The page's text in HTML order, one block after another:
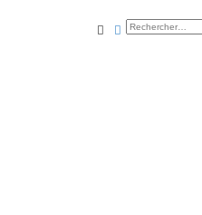
rechercher
recherche